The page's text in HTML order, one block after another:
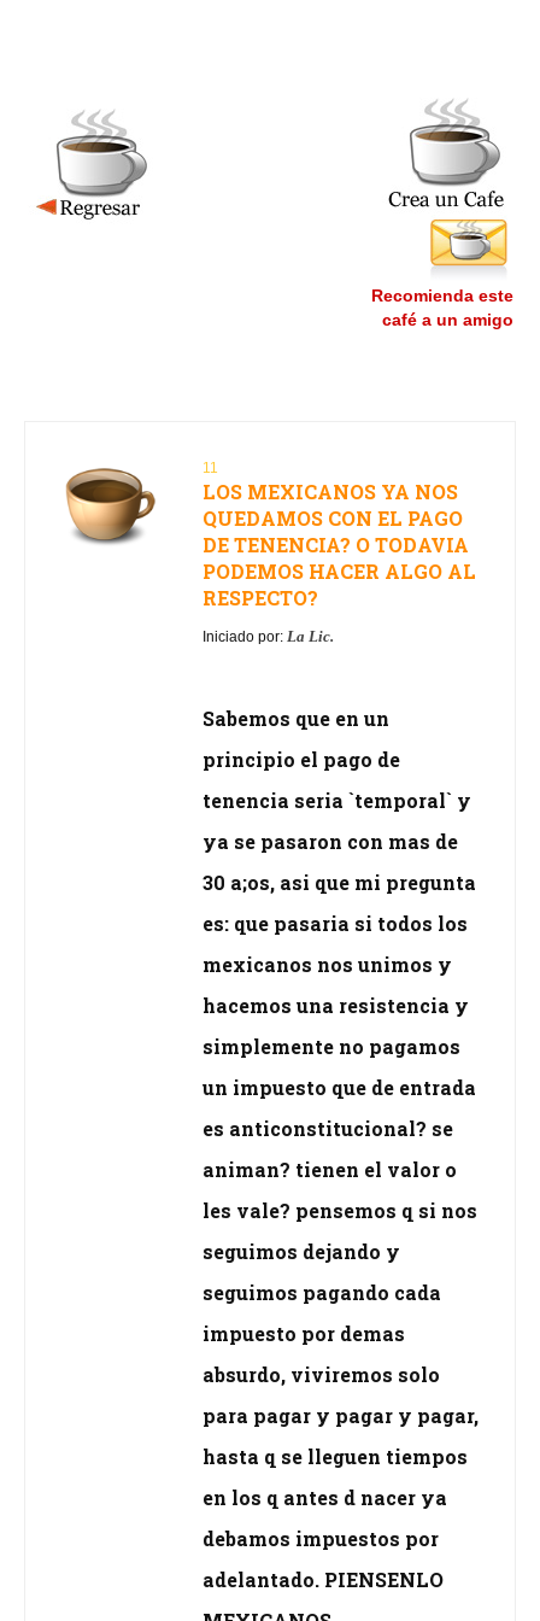
Recomienda este
café a un amigo
11
LOS MEXICANOS YA NOS
QUEDAMOS CON EL PAGO
DE TENENCIA? O TODAVIA
PODEMOS HACER ALGO AL
RESPECTO?
Iniciado por: La Lic.
Sabemos que en un
principio el pago de
tenencia seria `temporal` y
ya se pasaron con mas de
30 a;os, asi que mi pregunta
es: que pasaria si todos los
mexicanos nos unimos y
hacemos una resistencia y
simplemente no pagamos
un impuesto que de entrada
es anticonstitucional? se
animan? tienen el valor o
les vale? pensemos q si nos
seguimos dejando y
seguimos pagando cada
impuesto por demas
absurdo, viviremos solo
para pagar y pagar y pagar,
hasta q se lleguen tiempos
en los q antes d nacer ya
debamos impuestos por
adelantado. PIENSENLO